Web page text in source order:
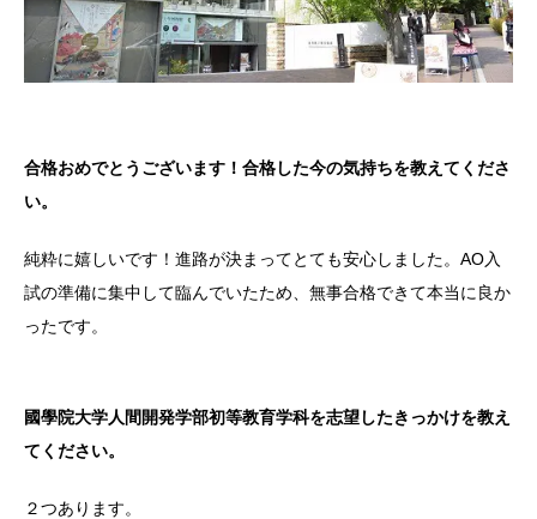
合格おめでとうございます！合格した今の気持ちを教えてくださ
い。
純粋に嬉しいです！進路が決まってとても安心しました。AO入
試の準備に集中して臨んでいたため、無事合格できて本当に良か
ったです。
國學院大学人間開発学部初等教育学科を志望したきっかけを教え
てください。
２つあります。